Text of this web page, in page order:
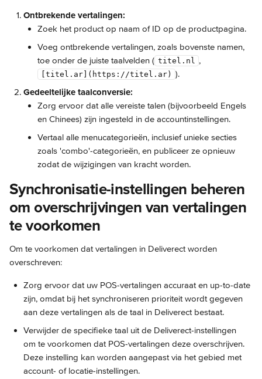
Ontbrekende vertalingen:
Zoek het product op naam of ID op de productpagina.
Voeg ontbrekende vertalingen, zoals bovenste namen,
toe onder de juiste taalvelden ( titel.nl ,
[titel.ar](https://titel.ar) ).
Gedeeltelijke taalconversie:
Zorg ervoor dat alle vereiste talen (bijvoorbeeld Engels
en Chinees) zijn ingesteld in de accountinstellingen.
Vertaal alle menucategorieën, inclusief unieke secties
zoals 'combo'-categorieën, en publiceer ze opnieuw
zodat de wijzigingen van kracht worden.
Synchronisatie-instellingen beheren
om overschrijvingen van vertalingen
te voorkomen
Om te voorkomen dat vertalingen in Deliverect worden
overschreven:
Zorg ervoor dat uw POS-vertalingen accuraat en up-to-date
zijn, omdat bij het synchroniseren prioriteit wordt gegeven
aan deze vertalingen als de taal in Deliverect bestaat.
Verwijder de specifieke taal uit de Deliverect-instellingen
om te voorkomen dat POS-vertalingen deze overschrijven.
Deze instelling kan worden aangepast via het gebied met
account- of locatie-instellingen.